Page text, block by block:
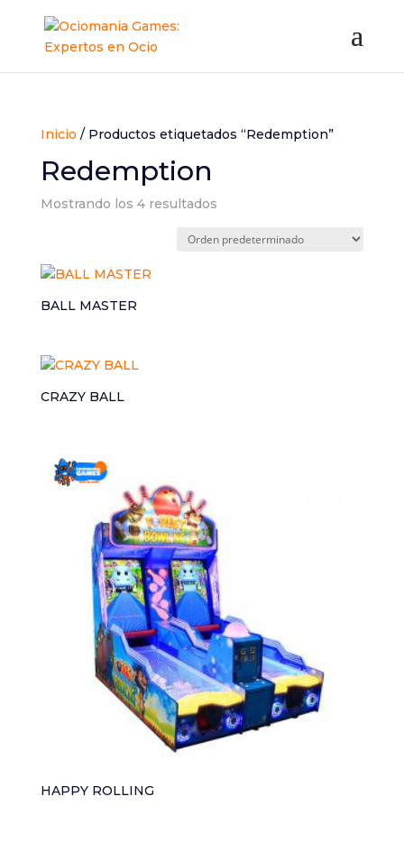
Inicio / Productos etiquetados “Redemption”
Redemption
Mostrando los 4 resultados
BALL MASTER
CRAZY BALL
HAPPY ROLLING